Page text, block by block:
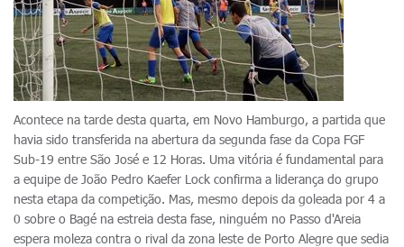
Acontece na tarde desta quarta, em Novo Hamburgo, a partida que
havia sido transferida na abertura da segunda fase da Copa FGF
Sub-19 entre São José e 12 Horas. Uma vitória é fundamental para
a equipe de João Pedro Kaefer Lock confirma a liderança do grupo
nesta etapa da competição. Mas, mesmo depois da goleada por 4 a
0 sobre o Bagé na estreia desta fase, ninguém no Passo d'Areia
espera moleza contra o rival da zona leste de Porto Alegre que sedia